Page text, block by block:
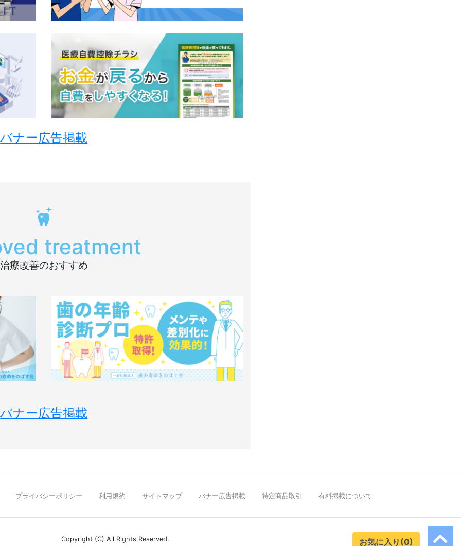
バナー広告掲載
treatment
治療改善のおすすめ
バナー広告掲載
プライバシーポリシー 利用規約 サイトマップ バナー広告掲載 特定商品取引 有料掲載について
Copyright (C) All Rights Reserved. お気に入り(0)